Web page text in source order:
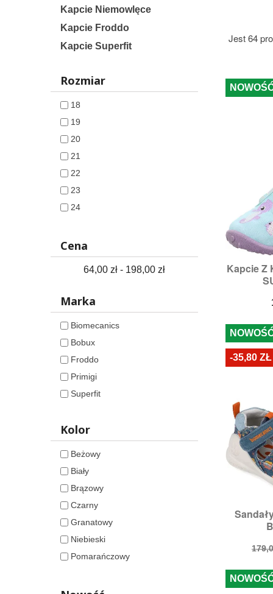
Kapcie Niemowlęce
Kapcie Froddo
Kapcie Superfit
Rozmiar
18
19
20
21
22
23
24
27
XL
2XL
3XL
4XL
5XL
Cena
64,00 zł - 198,00 zł
Marka
Biomecanics
Bobux
Froddo
Primigi
Superfit
Kolor
Beżowy
Biały
Brązowy
Czarny
Granatowy
Niebieski
Pomarańczowy
Srebrny
Jest 64
Kapcie Z


-35,80 ZŁ